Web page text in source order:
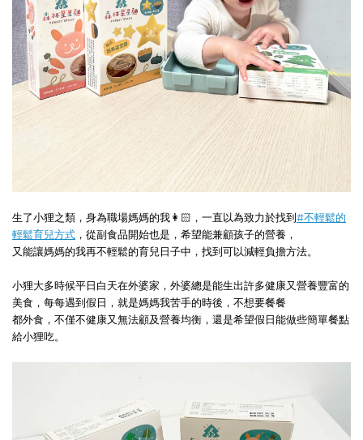
生了小狸之類，身為職場媽媽的我👩🏻，一直以為致力於找到#不輕鬆的
輕鬆育兒方式 ，從副食品開始也是，希望能兼顧孩子的營養，
又能讓媽媽的我再不輕鬆的育兒日子中，找到可以減輕負擔方法。
小狸大多時候平日白天在外婆家，外婆總是能生出許多健康又營養豐富的
美食，每每遇到假日，就是媽媽我苦手的時後，不想要餐餐
都外食，不僅不健康又無法顧及營養均衡，還是希望假日能做些簡單餐點
給小狸吃。